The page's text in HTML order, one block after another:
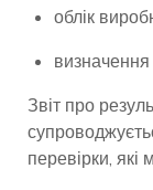
облік
визначення
Звіт про
перевірки, які